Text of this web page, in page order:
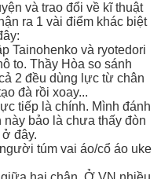
và trao đổi về kĩ thuật
ra 1 vài điểm khác biệt
Tainohenko và ryotedori
to. Thầy Hòa so sánh
2 đều dùng lực từ chân
đà rồi xoay...
tiếp là chính. Mình đánh
bảo là chưa thấy đòn
đây.
túm vai áo/cổ áo uke